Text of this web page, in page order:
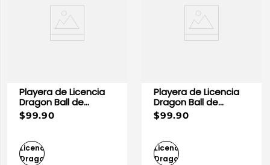
Playera de Licencia
Dragon Ball de
Caballero
$99.90
Playera de Licencia
Dragon Ball de
Caballero
$99.90